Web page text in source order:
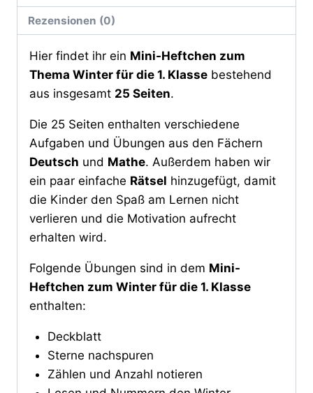
Rezensionen (0)
Hier findet ihr ein Mini-Heftchen zum
Thema Winter für die 1. Klasse bestehend
aus insgesamt 25 Seiten.
Die 25 Seiten enthalten verschiedene
Aufgaben und Übungen aus den Fächern
Deutsch und Mathe. Außerdem haben wir
ein paar einfache Rätsel hinzugefügt, damit
die Kinder den Spaß am Lernen nicht
verlieren und die Motivation aufrecht
erhalten wird.
Folgende Übungen sind in dem Mini-
Heftchen zum Winter für die 1. Klasse
enthalten:
Deckblatt
Sterne nachspuren
Zählen und Anzahl notieren